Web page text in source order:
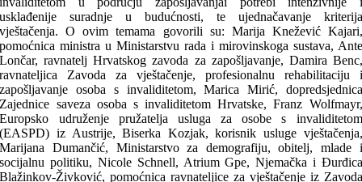
usklađenije suradnje u budućnosti, te ujednačavanje kriterija
vještačenja. O ovim temama govorili su: Marija Knežević Kajari,
pomoćnica ministra u Ministarstvu rada i mirovinskoga sustava, Ante
Lončar, ravnatelj Hrvatskog zavoda za zapošljavanje, Damira Benc,
ravnateljica Zavoda za vještačenje, profesionalnu rehabilitaciju i
zapošljavanje osoba s invaliditetom, Marica Mirić, dopredsjednica
Zajednice saveza osoba s invaliditetom Hrvatske, Franz Wolfmayr,
Europsko udruženje pružatelja usluga za osobe s invaliditetom
(EASPD) iz Austrije, Biserka Kozjak, korisnik usluge vještačenja,
Marijana Dumančić, Ministarstvo za demografiju, obitelj, mlade i
socijalnu politiku, Nicole Schnell, Atrium Gpe, Njemačka i Đurđica
Blažinkov-Živković, pomoćnica ravnateljice za vještačenje iz Zavoda